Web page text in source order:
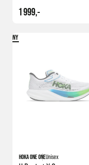
1 999,-
NY
HOKA ONE ONEUnisex